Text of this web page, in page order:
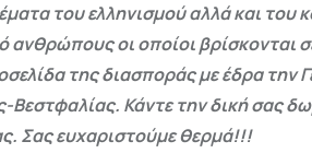
του ελληνισμού αλλά και του
ανθρώπους οι οποίοι βρίσκονται
της διασποράς με έδρα την
Βεστφαλίας. Κάντε την δική σας
Σας ευχαριστούμε θερμά!!!